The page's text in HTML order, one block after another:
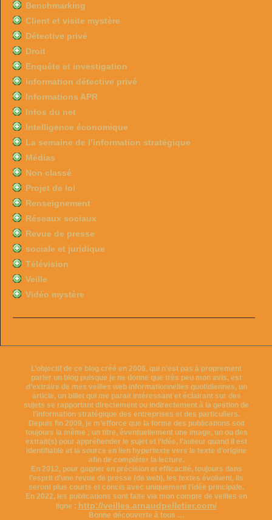
Benchmarking
Client et visite mystère
Détective privé
Droit
Enquête et investigation
information détective privé
Informations APR
Infos du net
Intelligence économique
La semaine de l’information stratégique
Médias
Non classé
Projet de loi
Renseignement
Réseaux sociaux
Revue de presse
sociale et juridique
Télévision
Veille
Vidéo mystère
L’objectif de ce blog créé en 2006, qui n’est pas à proprement
parler un blog puisque je ne donne que très peu mon avis, est
d’extraire de mes veilles web informationnelles quotidiennes, un
article, un billet qui me parait intéressant et éclairant sur des
sujets se rapportant directement ou indirectement à la gestion de
l’information stratégique des entreprises et des particuliers.
Depuis fin 2009, je m’efforce que la forme des publications soit
toujours la même ; un titre, éventuellement une image, un ou des
extrait(s) pour appréhender le sujet et l’idée, l’auteur quand il est
identifiable et la source en lien hypertexte vers le texte d’origine
afin de compléter la lecture.
En 2012, pour gagner en précision et efficacité, toujours dans
l’esprit d’une revue de presse (de web), les textes évoluent, ils
seront plus courts et concis avec uniquement l’idée principale.
En 2022, les publications sont faite via mon compte de veilles en
ligne : http://veilles.arnaudpelletier.com/
Bonne découverte à tous …